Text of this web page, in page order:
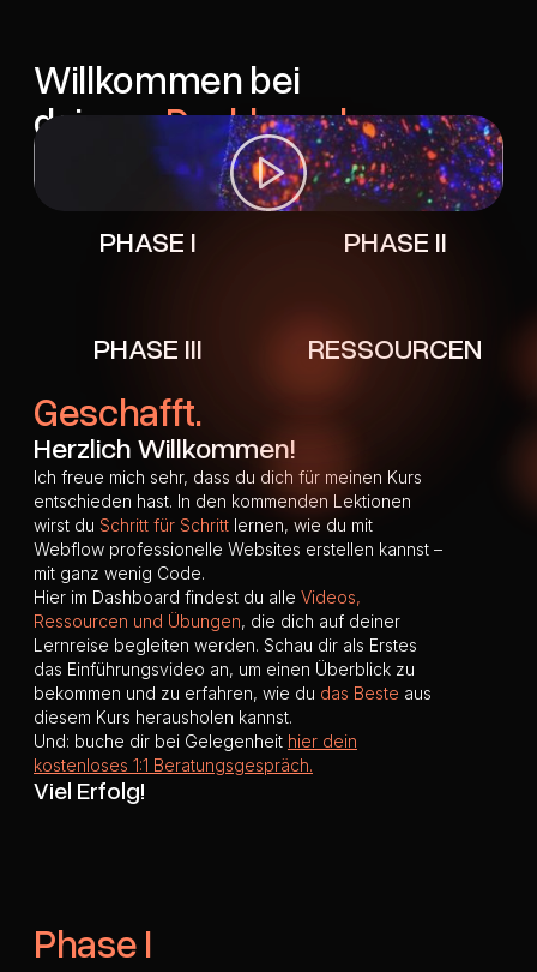
Willkommen bei
deinemDashboard.
PHASE I PHASE II
PHASE III RESSOURCEN
Geschafft.
Herzlich Willkommen!
Ich freue mich sehr, dass du dich für meinen Kurs
entschieden hast. In den kommenden Lektionen
wirst du Schritt für Schritt lernen, wie du mit
Webflow professionelle Websites erstellen kannst –
mit ganz wenig Code.
Hier im Dashboard findest du alle Videos,
Ressourcen und Übungen, die dich auf deiner
Lernreise begleiten werden. Schau dir als Erstes
das Einführungsvideo an, um einen Überblick zu
bekommen und zu erfahren, wie du das Beste aus
diesem Kurs herausholen kannst.
Und: buche dir bei Gelegenheit hier dein
kostenloses 1:1 Beratungsgespräch.
Viel Erfolg!
Phase I